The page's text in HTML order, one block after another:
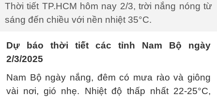
Thời tiết TP.HCM hôm nay 2/3, trời nắng nóng từ
sáng đến chiều với nền nhiệt 35°C.
Dự báo thời tiết các tỉnh Nam Bộ ngày
2/3/2025
Nam Bộ ngày nắng, đêm có mưa rào và giông
vài nơi, gió nhẹ. Nhiệt độ thấp nhất 22-25°C,